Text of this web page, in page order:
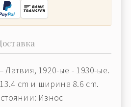
1920-ые - 1930-ые.
cm и ширина 8.6 cm.
Износ